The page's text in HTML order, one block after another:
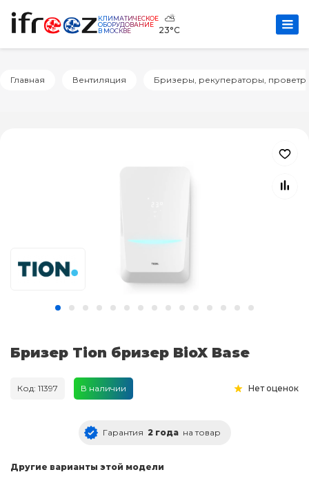
КЛИМАТИЧЕСКОЕ
ОБОРУДОВАНИЕ
В МОСКВЕ
⛅
23°C
Главная Вентиляция Бризеры, рекуператоры,
Бризер Tion бризер BioX Base
Код: 11397 В наличии Нет оценок
Гарантия 2 года на товар
Другие варианты этой модели